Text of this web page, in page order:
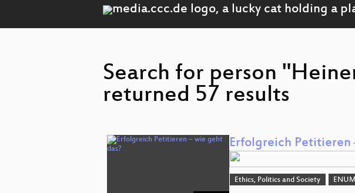
Search for person
returned 57 results
Erfolgreich Petitieren
Ethics, Politics and Society ENUM